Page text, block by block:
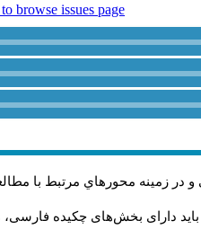
browse issues page
و در زمینه محورهاي مرتبط با
باید دارای بخش‌های چکیده